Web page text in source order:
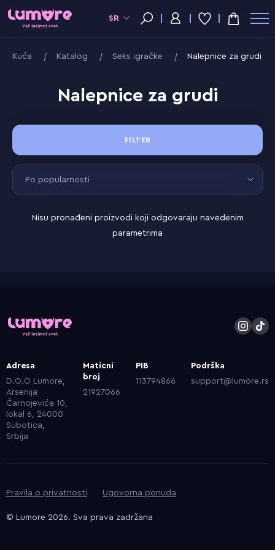
SR
Kuća Katalog Seks igračke Nalepnice za grudi
Nalepnice za grudi
FILTER
Po popularnosti
Nisu pronađeni proizvodi koji odgovaraju navedenim
parametrima
Adresa
D.O.O Lumore,
Arsenija
Čarnojevića 10,
lokal 6, 24000
Subotica,
Srbija
Maticni
broj
21927066
PIB
113794866
Podrška
support@lumore.rs
Pravila o privatnosti Ugovorna ponuda
© Lumore 2026. Sva prava zadržana